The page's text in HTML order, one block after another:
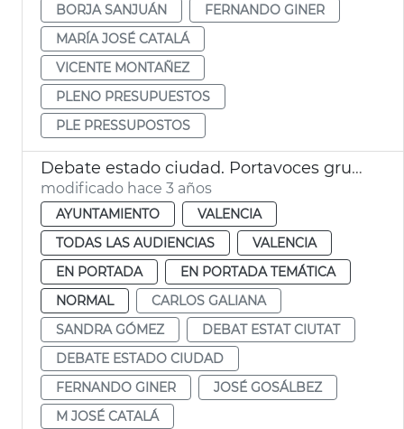
BORJA SANJUÁN
FERNANDO GINER
MARÍA JOSÉ CATALÁ
VICENTE MONTAÑEZ
PLENO PRESUPUESTOS
PLE PRESSUPOSTOS
Debate estado ciudad. Portavoces grupos políticos
modificado hace 3 años
AYUNTAMIENTO
VALENCIA
TODAS LAS AUDIENCIAS
VALENCIA
EN PORTADA
EN PORTADA TEMÁTICA
NORMAL
CARLOS GALIANA
SANDRA GÓMEZ
DEBAT ESTAT CIUTAT
DEBATE ESTADO CIUDAD
FERNANDO GINER
JOSÉ GOSÁLBEZ
M JOSÉ CATALÁ